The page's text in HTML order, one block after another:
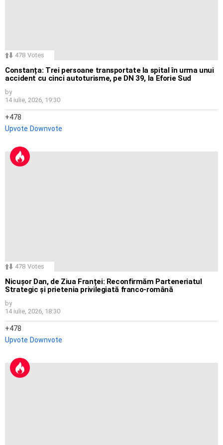
478 Votes
Constanța: Trei persoane transportate la spital în urma unui
accident cu cinci autoturisme, pe DN 39, la Eforie Sud
by
14 iulie, 2026, 19:30
478
Upvote Downvote
478 Votes
Nicușor Dan, de Ziua Franței: Reconfirmăm Parteneriatul
Strategic și prietenia privilegiată franco-română
by
14 iulie, 2026, 18:30
478
Upvote Downvote